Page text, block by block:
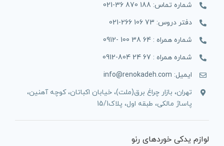
شماره تماس: 188 870 36-021
دفتر دروس: 73 106 266-021
شماره همراه : 64 38 100 -0912
شماره همراه : 67 24 804-0912
ایمیل: info@renokadeh.com
تهران، بازار چراغ برق(ملت)، خیابان اکباتان، کوچه آهنین،
پاساژ مالکی، طبقه اول، پلاک15/1
لوازم یدکی خوردهای رنو